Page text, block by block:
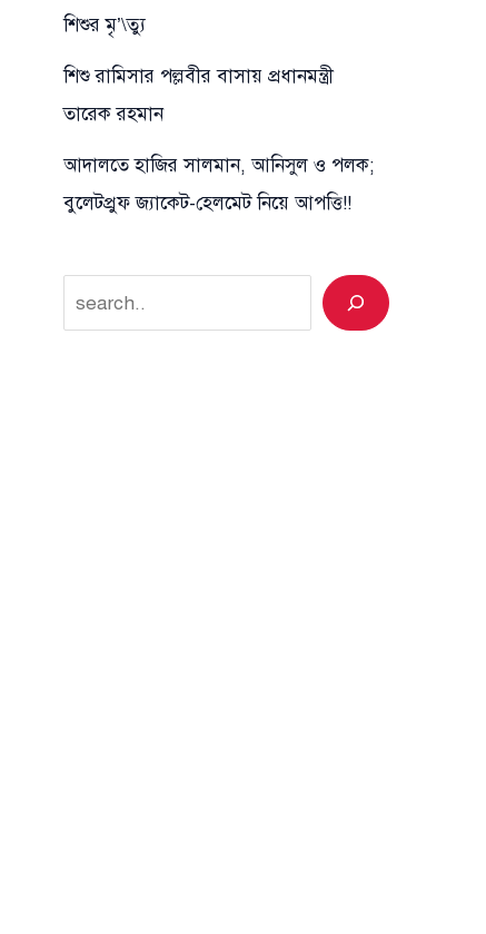
শিশুর মৃ’\ত্যু
শিশু রামিসার পল্লবীর বাসায় প্রধানমন্ত্রী
তারেক রহমান
আদালতে হাজির সালমান, আনিসুল ও পলক;
বুলেটপ্রুফ জ্যাকেট-হেলমেট নিয়ে আপত্তি!!